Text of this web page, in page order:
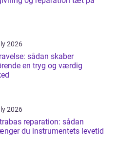
2026
sådan skaber
en tryg og værdig
2026
reparation: sådan
du instrumentets levetid